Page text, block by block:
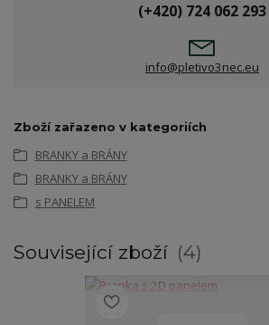
(+420) 724 062 293
info@pletivo3nec.eu
Zboží zařazeno v kategoriích
BRANKY a BRÁNY
BRANKY a BRÁNY
s PANELEM
Související zboží 4